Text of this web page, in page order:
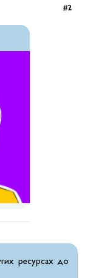
2
ресурсах до